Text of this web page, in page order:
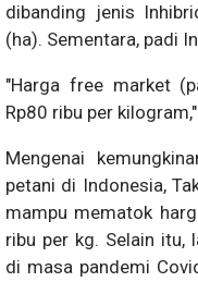
dibanding jenis
(ha). Sementara, padi
"Harga free market
Rp80 ribu per
Mengenai
petani di Indonesia,
mampu mematok
ribu per kg. Selain itu,
di masa pandemi